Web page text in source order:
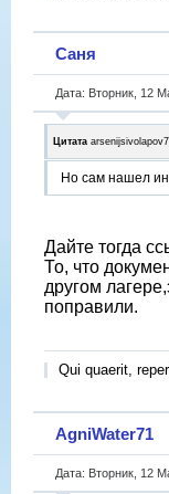
Саня
Дата: Вторник, 12
Цитата arsenijsivolapov7
Но сам нашел
Дайте тогда
То, что
другом
поправили.
Qui quaerit,
AgniWater71
Дата: Вторник, 12